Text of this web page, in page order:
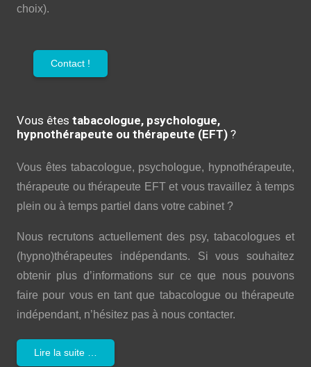
choix).
Contact !
Vous êtes tabacologue, psychologue,
hypnothérapeute ou thérapeute (EFT) ?
Vous êtes tabacologue, psychologue, hypnothérapeute,
thérapeute ou thérapeute EFT et vous travaillez à temps
plein ou à temps partiel dans votre cabinet ?
Nous recrutons actuellement des psy, tabacologues et
(hypno)thérapeutes indépendants. Si vous souhaitez
obtenir plus d’informations sur ce que nous pouvons
faire pour vous en tant que tabacologue ou thérapeute
indépendant, n’hésitez pas à nous contacter.
Lire la suite …